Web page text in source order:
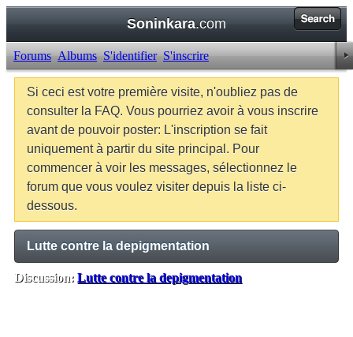
Soninkara.com
Forums Albums S'identifier S'inscrire
Si ceci est votre première visite, n'oubliez pas de
consulter la FAQ. Vous pourriez avoir à vous inscrire
avant de pouvoir poster: L'inscription se fait
uniquement à partir du site principal. Pour
commencer à voir les messages, sélectionnez le
forum que vous voulez visiter depuis la liste ci-
dessous.
Lutte contre la depigmentation
Discussion: Lutte contre la depigmentation